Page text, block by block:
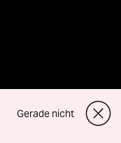
Gerade nicht